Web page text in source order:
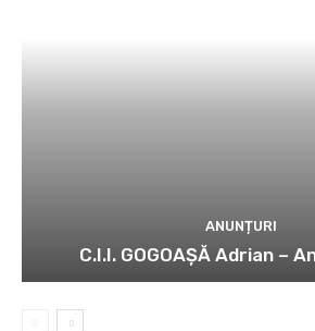
ANUNȚURI
C.I.I. GOGOAŞĂ Adrian –